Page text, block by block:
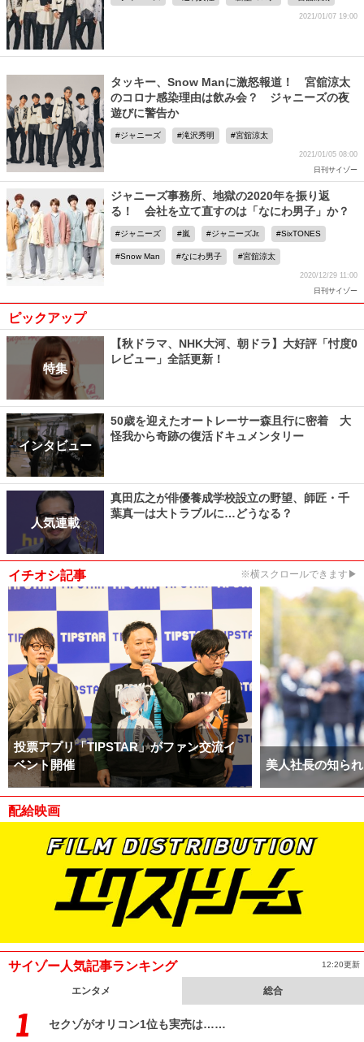
2021/01/07 19:00
タッキー、Snow Manに激怒報道！ 宮舘涼太
のコロナ感染理由は飲み会？ ジャニーズの夜
遊びに警告か
ジャニーズ 滝沢秀明 宮舘涼太
2021/01/05 08:00
日刊サイゾー
ジャニーズ事務所、地獄の2020年を振り返
る！ 会社を立て直すのは「なにわ男子」か？
ジャニーズ 嵐 ジャニーズJr. SixTONES
Snow Man なにわ男子 宮舘涼太
2020/12/29 11:00
日刊サイゾー
ピックアップ
特集
【秋ドラマ、NHK大河、朝ドラ】大好評「忖度0
レビュー」全話更新！
インタビュー
50歳を迎えたオートレーサー森且行に密着 大
怪我から奇跡の復活ドキュメンタリー
人気連載
真田広之が俳優養成学校設立の野望、師匠・千
葉真一は大トラブルに…どうなる？
イチオシ記事 ※横スクロールできます▶
投票アプリ「TIPSTAR」がファン交流イ
ベント開催
美人社長の知ら
配給映画
サイゾー人気記事ランキング 12:20更新
エンタメ 総合
セクゾがオリコン1位も実売は……